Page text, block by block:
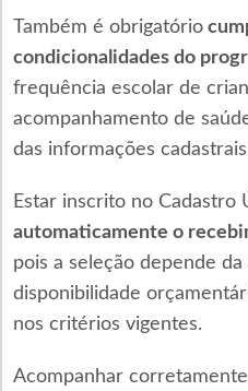
Também é obrigatório
condicionalidades do
frequência escolar de
acompanhamento de
das informações
Estar inscrito no Cadastro
automaticamente o
pois a seleção depende da
disponibilidade
nos critérios vigentes.
Acompanhar